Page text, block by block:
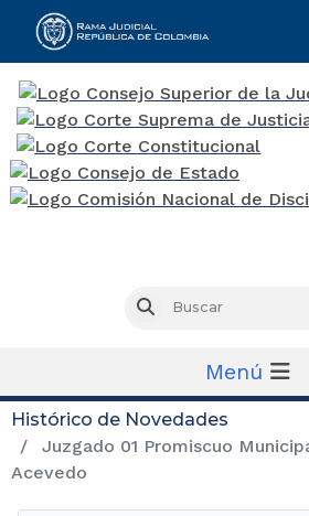
Buscar
Menú
Histórico de Novedades
Juzgado 01 Promiscuo
Acevedo